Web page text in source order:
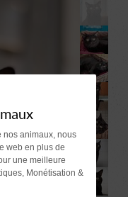
nos animaux, nous
web en plus de
une meilleure
Monétisation &